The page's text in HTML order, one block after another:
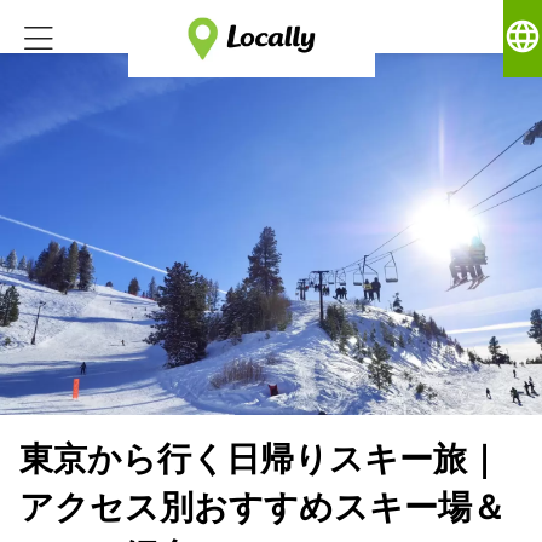
language
東京から行く日帰りスキー旅｜
アクセス別おすすめスキー場＆